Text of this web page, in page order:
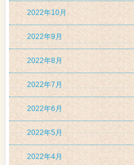
2022年10月
2022年9月
2022年8月
2022年7月
2022年6月
2022年5月
2022年4月